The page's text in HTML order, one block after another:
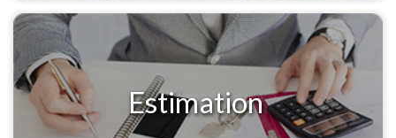
Estimation